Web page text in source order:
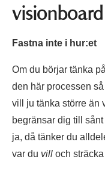
visionboard
Fastna inte i hur:et
Om du börjar tänka
den här processen
vill ju tänka större än
begränsar dig till
ja, då tänker du
var du vill och